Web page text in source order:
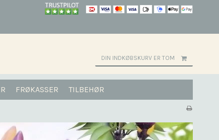
DIN INDKØBSKURV ER TOM
FRØKASSER TILBEHØR